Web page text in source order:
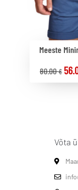
Meeste
80.00€
Võta